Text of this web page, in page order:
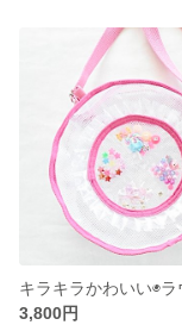
3,800円